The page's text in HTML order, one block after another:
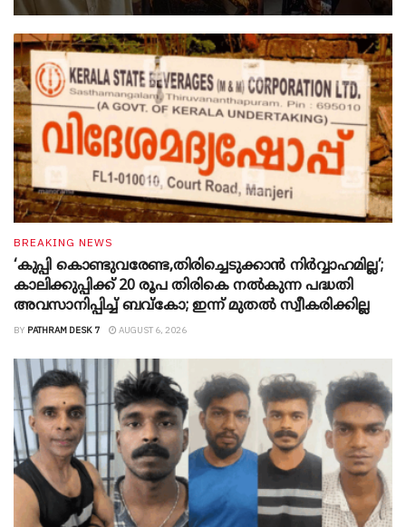
BREAKING NEWS
‘കുപ്പി കൊണ്ടുവരേണ്ട,തിരിച്ചെടുക്കാൻ നിർവ്വാഹമില്ല’;
കാലിക്കുപ്പിക്ക് 20 രൂപ തിരികെ നൽകുന്ന പദ്ധതി
അവസാനിപ്പിച്ച് ബവ്‌കോ; ഇന്ന് മുതൽ സ്വീകരിക്കില്ല
BY PATHRAM DESK 7 AUGUST 6, 2026